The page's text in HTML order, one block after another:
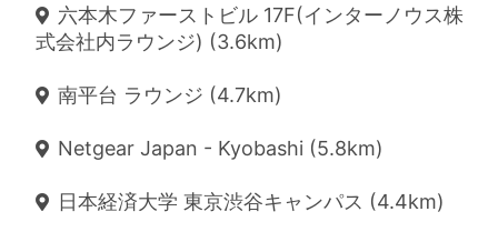
六本木ファーストビル 17F(インターノウス株
式会社内ラウンジ) (3.6km)
南平台 ラウンジ (4.7km)
Netgear Japan - Kyobashi (5.8km)
日本経済大学 東京渋谷キャンパス (4.4km)